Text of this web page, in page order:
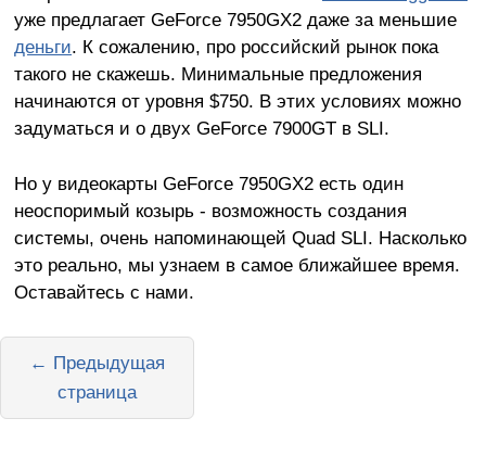
уже предлагает GeForce 7950GX2 даже за меньшие
деньги. К сожалению, про российский рынок пока
такого не скажешь. Минимальные предложения
начинаются от уровня $750. В этих условиях можно
задуматься и о двух GeForce 7900GT в SLI.
Но у видеокарты GeForce 7950GX2 есть один
неоспоримый козырь - возможность создания
системы, очень напоминающей Quad SLI. Насколько
это реально, мы узнаем в самое ближайшее время.
Оставайтесь с нами.
← Предыдущая
страница